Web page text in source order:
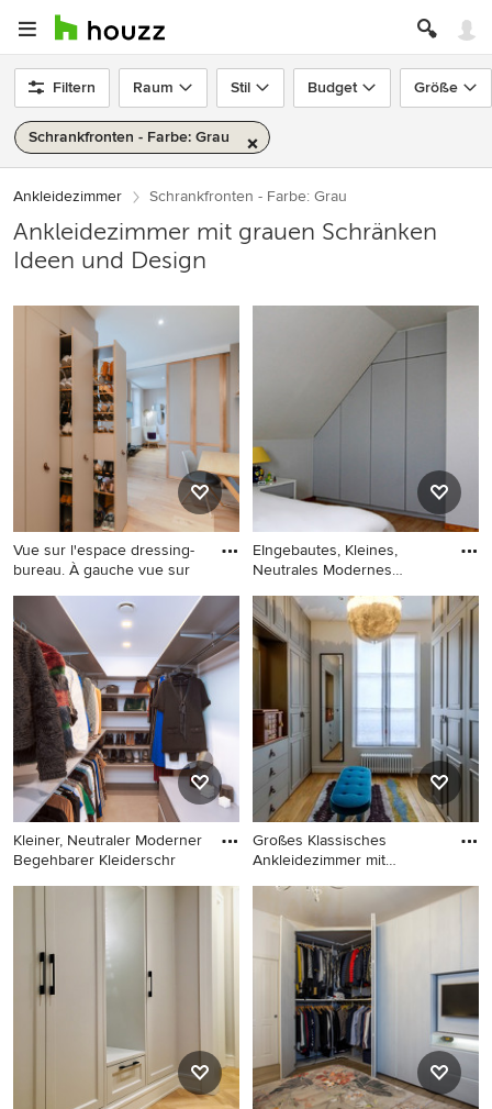
Filtern Raum Stil Budget Größe
Schrankfronten - Farbe: Grau
Ankleidezimmer Schrankfronten - Farbe: Grau
Ankleidezimmer mit grauen Schränken
Ideen und Design
Vue sur l'espace dressing-
bureau. À gauche vue sur
Großes, Neutrales Modernes
Ankleidezimmer mit
Ankleidebereich, grauen
Schränken und hellem
Holzboden in Sonstige
EIngebautes, Kleines,
Neutrales Modernes
EIngebautes, Kleines,
Neutrales Modernes
Ankleidezimmer mit grauen
Schränken und hellem
Kleiner, Neutraler Moderner
Begehbarer Kleiderschr
Kleiner, Neutraler Moderner
grauen Schränken, Porzellan-
Bodenfliesen und grauem
Boden in Neapel
Großes Klassisches
Ankleidezimmer mit
Großes Klassisches
Ankleidezimmer mit
Ankleidebereich, profilierten
Schrankfronten, grauen
Schränken und hellem
Holzboden in Paris